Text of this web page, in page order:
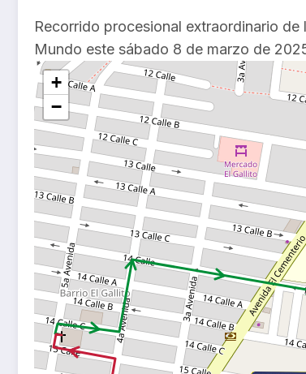
Recorrido procesional extraordinario
Mundo este sábado 8 de marzo de
+
−